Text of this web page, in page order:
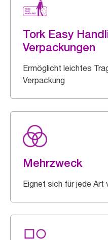
Tork Easy
Verpackungen
Ermöglicht leichtes
Verpackung
Mehrzweck
Eignet sich für jede Art